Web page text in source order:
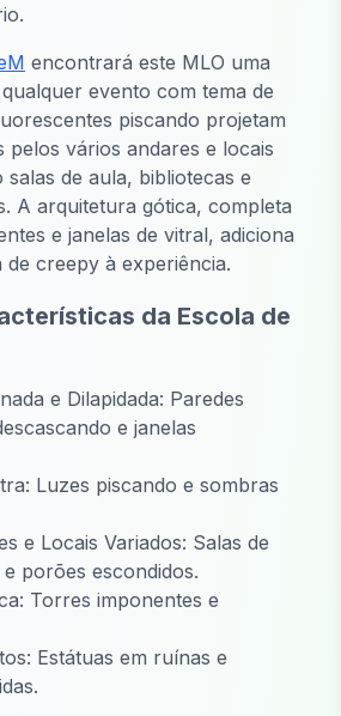
encontrará este MLO uma
evento com tema de
piscando projetam
pelos vários andares e locais
de aula, bibliotecas e
A arquitetura gótica, completa
e janelas de vitral, adiciona
de creepy à experiência.
da Escola de
e Dilapidada: Paredes
e janelas
Luzes piscando e sombras
e Locais Variados: Salas de
porões escondidos.
Torres imponentes e
Estátuas em ruínas e